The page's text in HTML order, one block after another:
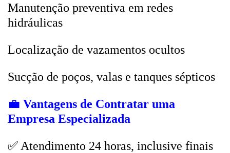
Manutenção preventiva em redes
hidráulicas
Localização de vazamentos ocultos
Sucção de poços, valas e tanques sépticos
💼 Vantagens de Contratar uma
Empresa Especializada
✅ Atendimento 24 horas, inclusive finais